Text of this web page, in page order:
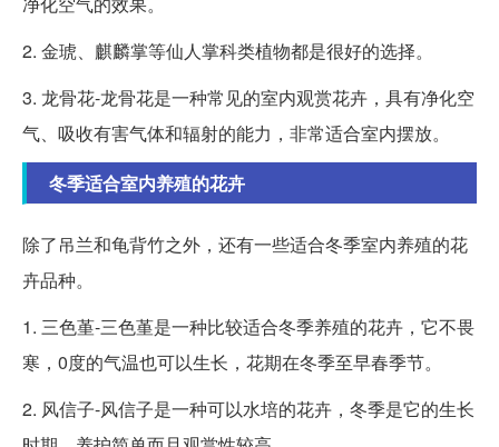
2. 金琥、麒麟掌等仙人掌科类植物都是很好的选择。
3. 龙骨花-龙骨花是一种常见的室内观赏花卉，具有净化空
气、吸收有害气体和辐射的能力，非常适合室内摆放。
冬季适合室内养殖的花卉
除了吊兰和龟背竹之外，还有一些适合冬季室内养殖的花
卉品种。
1. 三色堇-三色堇是一种比较适合冬季养殖的花卉，它不畏
寒，0度的气温也可以生长，花期在冬季至早春季节。
2. 风信子-风信子是一种可以水培的花卉，冬季是它的生长